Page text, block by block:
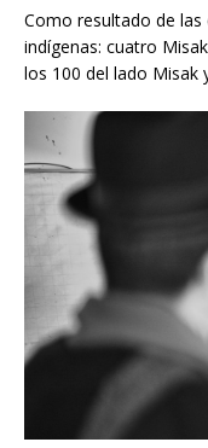
Como resultado de
indígenas: cuatro
los 100 del lado Misak